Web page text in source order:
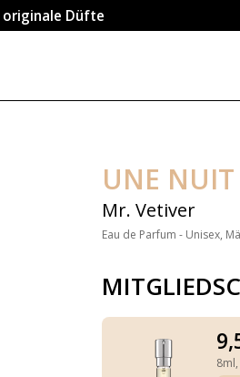
originale Düfte
UNE
Mr. Vetiver
Eau de Parfum - Unisex,
8ml,